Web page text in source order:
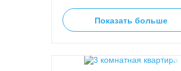
Показать больше